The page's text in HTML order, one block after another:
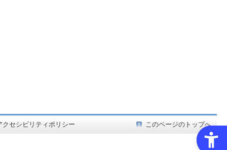
クセシビリティポリシー このページのトップへ